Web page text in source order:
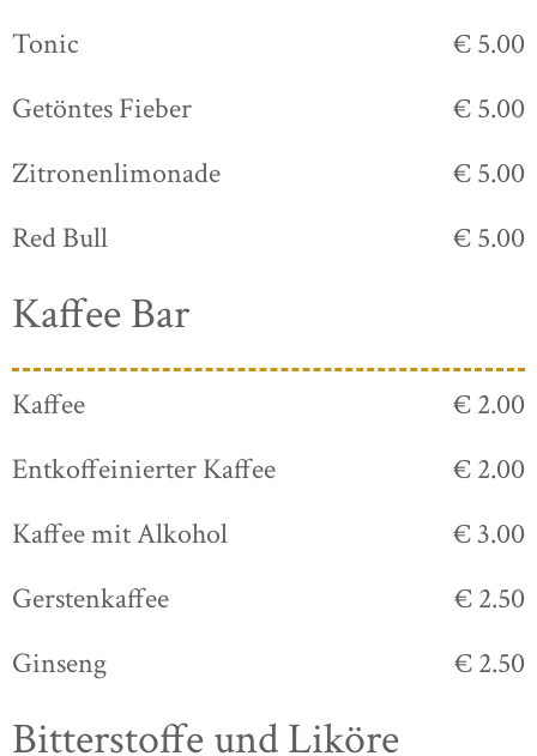
Tonic
€ 5.00
Getöntes Fieber
€ 5.00
Zitronenlimonade
€ 5.00
Red Bull
€ 5.00
Kaffee Bar
Kaffee
€ 2.00
Entkoffeinierter Kaffee
€ 2.00
Kaffee mit Alkohol
€ 3.00
Gerstenkaffee
€ 2.50
Ginseng
€ 2.50
Bitterstoffe und Liköre